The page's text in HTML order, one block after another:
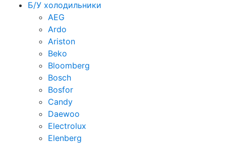
Б/У холодильники
AEG
Ardo
Ariston
Beko
Bloomberg
Bosch
Bosfor
Candy
Daewoo
Electrolux
Elenberg